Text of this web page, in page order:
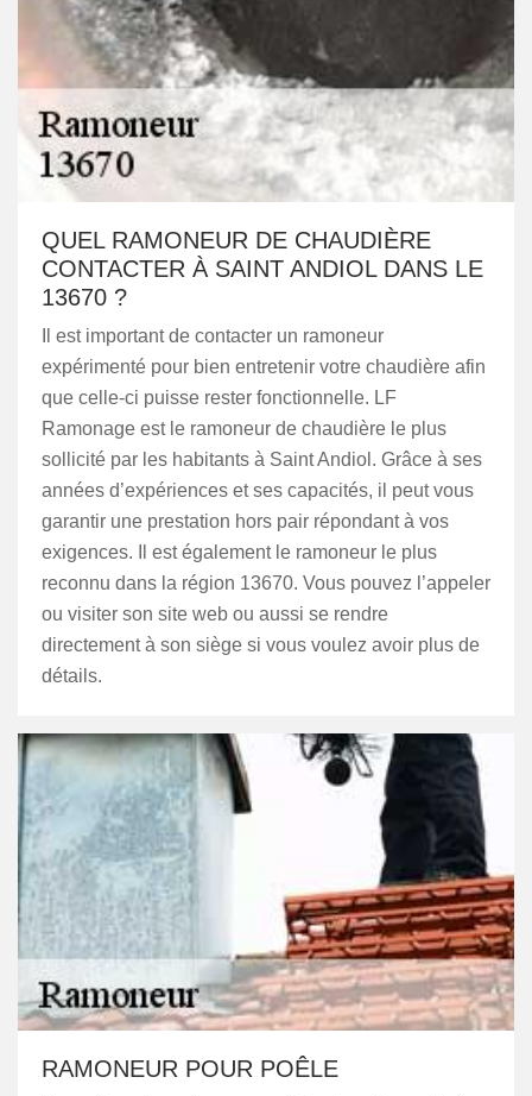
QUEL RAMONEUR DE CHAUDIÈRE
CONTACTER À SAINT ANDIOL DANS LE
13670 ?
Il est important de contacter un ramoneur
expérimenté pour bien entretenir votre chaudière afin
que celle-ci puisse rester fonctionnelle. LF
Ramonage est le ramoneur de chaudière le plus
sollicité par les habitants à Saint Andiol. Grâce à ses
années d’expériences et ses capacités, il peut vous
garantir une prestation hors pair répondant à vos
exigences. Il est également le ramoneur le plus
reconnu dans la région 13670. Vous pouvez l’appeler
ou visiter son site web ou aussi se rendre
directement à son siège si vous voulez avoir plus de
détails.
RAMONEUR POUR POÊLE